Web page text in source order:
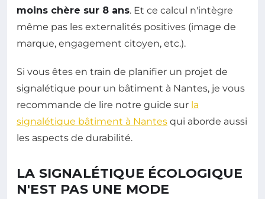
moins chère sur 8 ans. Et ce calcul n'intègre
même pas les externalités positives (image de
marque, engagement citoyen, etc.).
Si vous êtes en train de planifier un projet de
signalétique pour un bâtiment à Nantes, je vous
recommande de lire notre guide sur la
signalétique bâtiment à Nantes qui aborde aussi
les aspects de durabilité.
LA SIGNALÉTIQUE ÉCOLOGIQUE
N'EST PAS UNE MODE